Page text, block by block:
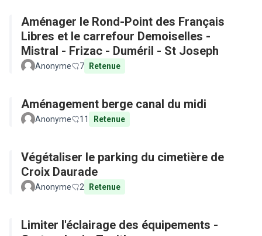
Aménager le Rond-Point des Français
Libres et le carrefour Demoiselles -
Mistral - Frizac - Duméril - St Joseph
Anonyme 7 Retenue
Aménagement berge canal du midi
Anonyme 11 Retenue
Végétaliser le parking du cimetière de
Croix Daurade
Anonyme 2 Retenue
Limiter l'éclairage des équipements -